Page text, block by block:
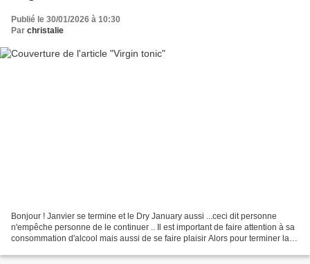
Publié le 30/01/2026 à 10:30
Par christalie
Bonjour ! Janvier se termine et le Dry January aussi ...ceci dit personne
n'empêche personne de le continuer .. Il est important de faire attention à sa
consommation d'alcool mais aussi de se faire plaisir Alors pour terminer la